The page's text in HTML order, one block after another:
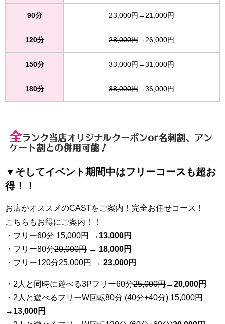
90分 23,000円→21,000円
120分 28,000円→26,000円
150分 33,000円→31,000円
180分 38,000円→36,000円
全ランク当店オリジナルクーポンor名刺割、アン
ケート割との併用可能！
▼そしてイベント期間中はフリーコースも超お
得！！
お店がオススメのCASTをご案内！完全お任せコース！
こちらもお得にご案内！！
・フリー60分15,000円 → 13,000円
・フリー80分20,000円 → 18,000円
・フリー120分25,000円 → 23,000円
・2人と同時に遊べる3Pフリー60分25,000円→20,000円
・2人と遊べるフリーW回転80分 (40分+40分) 15,000円
→ 13,000円